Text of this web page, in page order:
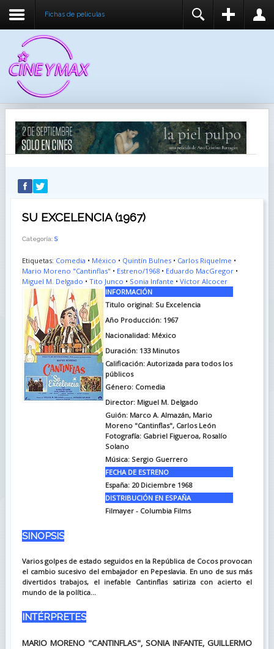
Fichas de peliculas
RECUÉRDEME
IDENTIFICARSE
REGISTER
SU EXCELENCIA (1967)
Categoría: S
Etiquetas: Comedia • México • Quintín Bulnes• Carlos Riquelme •
Mario Moreno "Cantinflas" • Estreno/1968• Eduardo MacGregor•
Miguel M. Delgado • Tito Junco • Sonia Infante • Víctor Alcocer
INFORMACIÓN
Titulo original: Su Excelencia
Año Producción: 1967
Nacionalidad: México
Duración: 133 Minutos
Calificación: Autorizada para todos los
públicos
Género: Comedia
Director: Miguel M. Delgado
Guión: Marco A. Almazán, Mario
Moreno "Cantinflas", Carlos León
Fotografía: Gabriel Figueroa, Rosalío
Solano
Música: Sergio Guerrero
FECHA DE ESTRENO
España: 20 Diciembre 1968
DISTRIBUCIÓN EN ESPAÑA
Filmayer - Columbia Films
SINOPSIS
Varios golpes de estado seguidos en la República de Cocos provocan
el cambio sucesivo del embajador en Pepeslavia. En uno de sus más
divertidos trabajos, el inefable Cantinflas satiriza con acierto el
mundo de la política...
INTÉRPRETES
MARIO MORENO "CANTINFLAS", SONIA INFANTE, GUILLERMO